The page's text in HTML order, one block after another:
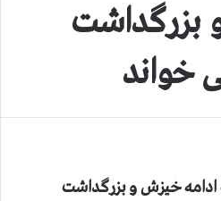
بزرگداشت
خواند
ادامه خیزش و بزرگداشت